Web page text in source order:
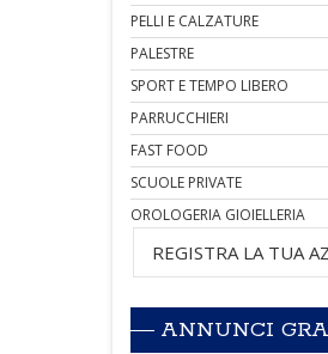
PELLI E CALZATURE
PALESTRE
SPORT E TEMPO LIBERO
PARRUCCHIERI
FAST FOOD
SCUOLE PRIVATE
OROLOGERIA GIOIELLERIA
REGISTRA LA TUA
ANNUNCI